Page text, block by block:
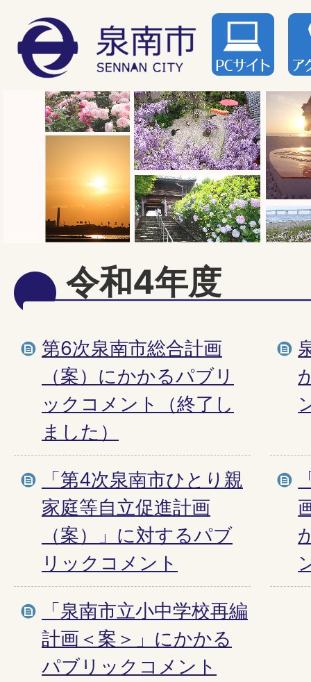
令和4年度
第6次泉南市総合計画
（案）にかかるパブリ
ックコメント（終了し
ました）
「第4次泉南市ひとり親
家庭等自立促進計画
（案）」に対するパブ
リックコメント
「泉南市立小中学校再編
計画＜案＞」にかかる
パブリックコメント